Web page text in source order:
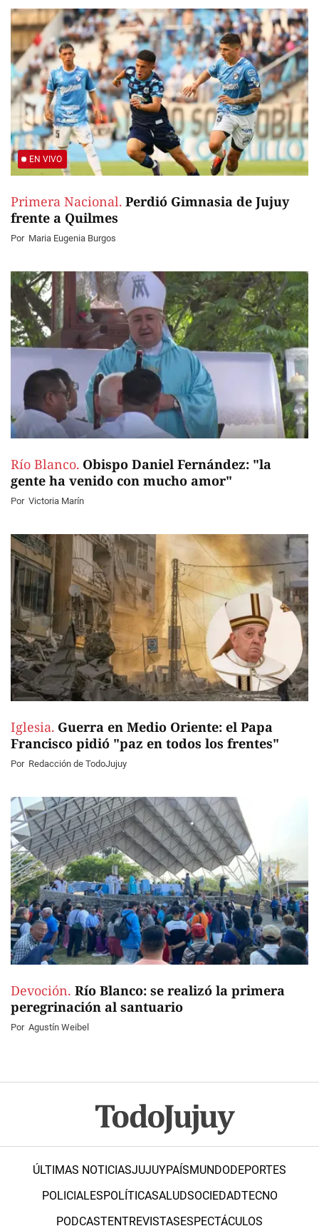
EN VIVO
Primera Nacional. Perdió Gimnasia de Jujuy
frente a Quilmes
Por Maria Eugenia Burgos
Río Blanco. Obispo Daniel Fernández: "la
gente ha venido con mucho amor"
Por Victoria Marín
Iglesia. Guerra en Medio Oriente: el Papa
Francisco pidió "paz en todos los frentes"
Por Redacción de TodoJujuy
Devoción. Río Blanco: se realizó la primera
peregrinación al santuario
Por Agustín Weibel
ÚLTIMAS NOTICIASJUJUYPAÍSMUNDODEPORTES
POLICIALESPOLÍTICASALUDSOCIEDADTECNO
PODCASTENTREVISTASESPECTÁCULOS